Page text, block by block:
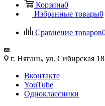
Корзина0
Избранные товары0
Сравнение товаров
г. Нягань, ул. Сибирская
Вконтакте
YouTube
Одноклассники